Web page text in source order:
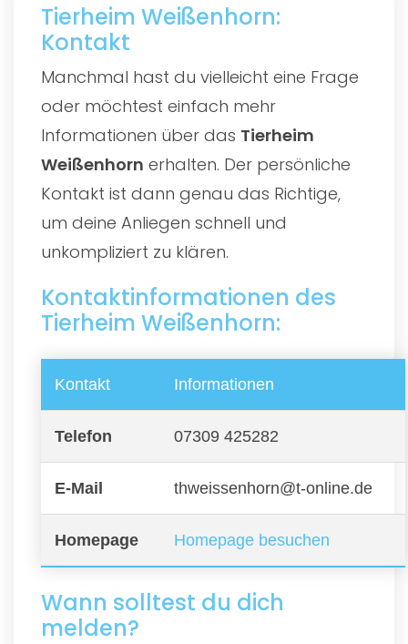
Tierheim Weißenhorn:
Kontakt
Manchmal hast du vielleicht eine Frage
oder möchtest einfach mehr
Informationen über das Tierheim
Weißenhorn erhalten. Der persönliche
Kontakt ist dann genau das Richtige,
um deine Anliegen schnell und
unkompliziert zu klären.
Kontaktinformationen des
Tierheim Weißenhorn:
Kontakt Informationen
Telefon 07309 425282
E-Mail thweissenhorn@t-online.de
Homepage Homepage besuchen
Wann solltest du dich
melden?